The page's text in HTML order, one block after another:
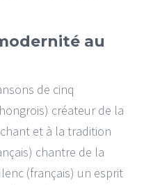
au
de cinq
créateur de la
et à la tradition
chantre de la
(français) un esprit